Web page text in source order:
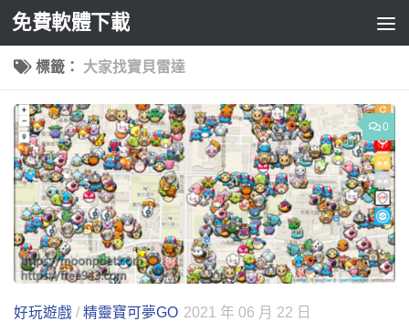
Skip to content
免費軟體下載
標籤： 大家找寶貝雷達
0
好玩遊戲 / 精靈寶可夢GO 2021 年 06 月 22 日